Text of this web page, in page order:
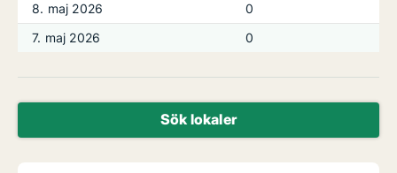
8. maj 2026
0
7. maj 2026
0
Sök lokaler